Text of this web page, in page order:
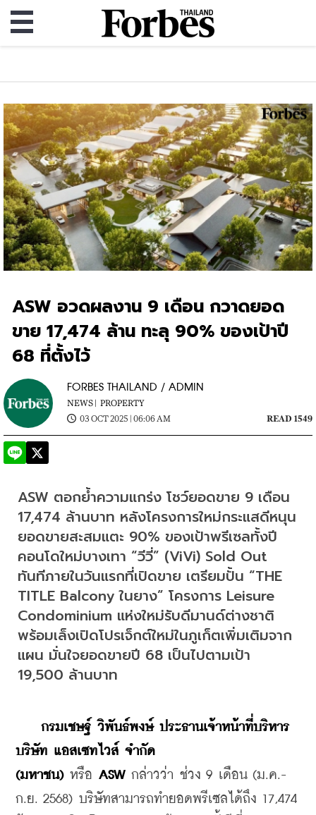
ASW อวดผลงาน 9 เดือน กวาดยอด
ขาย 17,474 ล้าน ทะลุ 90% ของเป้าปี
68 ที่ตั้งไว้
FORBES THAILAND / ADMIN
NEWS | PROPERTY
03 OCT 2025 | 06:06 AM
READ 1549
​ASW ตอกย้ำความแกร่ง โชว์ยอดขาย 9 เดือน
17,474 ล้านบาท หลังโครงการใหม่กระแสดีหนุน
ยอดขายสะสมแตะ 90% ของเป้าพรีเซลทั้งปี
คอนโดใหม่บางเทา “วีวี่” (ViVi) Sold Out
ทันทีภายในวันแรกที่เปิดขาย เตรียมปั้น “THE
TITLE Balcony ในยาง” โครงการ Leisure
Condominium แห่งใหม่รับดีมานด์ต่างชาติ
พร้อมเล็งเปิดโปรเจ็กต์ใหม่ในภูเก็ตเพิ่มเติมจาก
แผน มั่นใจยอดขายปี 68 เป็นไปตามเป้า
19,500 ล้านบาท
กรมเชษฐ์ วิพันธ์พงษ์ ประธานเจ้าหน้าที่บริหาร
บริษัท แอสเซทไวส์ จำกัด
(มหาชน) หรือ ASW กล่าวว่า ช่วง 9 เดือน (ม.ค.-
ก.ย. 2568) บริษัทสามารถทำยอดพรีเซลได้ถึง 17,474